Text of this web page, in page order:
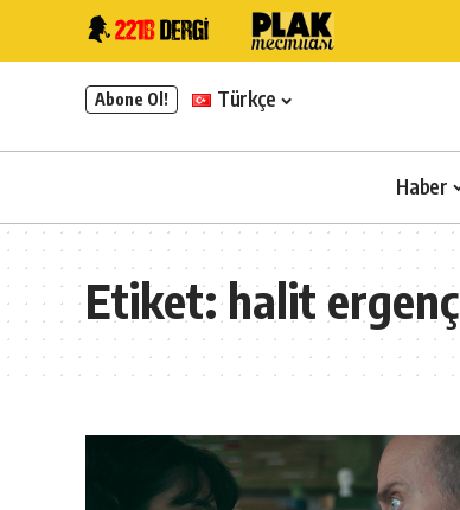
Abone Ol! Türkçe
Haber
Etiket:halit ergenç